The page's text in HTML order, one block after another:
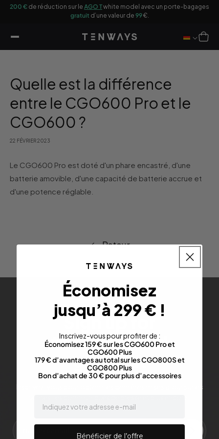
200 € de réduction sur le AGO Twhite model avec un porte-bagages
gratuitd’une valeur de 99€.
Panier
Quelle est la différence
entre le CGO600 Pro et le
CGO600 ?
22 FÉVRIER 2023
Le CGO600 Pro est doté d'un phare encastré, d'une
batterie amovible, d'une capacité de batterie accrue et
d'une potence réglable.
Retour
Sign up for
the latest and
greatest
Inscrivez-vous pour obtenir les dernières mises à jour sur les
Économisez
jusqu’à 299 € !
Inscrivez-vous pour profiter de :
Économisez 159 € sur les CGO600 Pro et
CGO600 Plus
179 € d’avantages au total sur les CGO800S et
CGO800 Plus
Bon d’achat de 30 € pour plus d’accessoires
Bénéficier de l’offre